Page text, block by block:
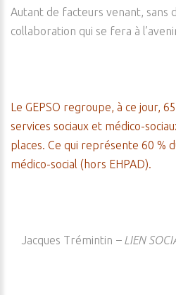
Autant de facteurs venant, sans
collaboration qui se fera à
Le GEPSO regroupe, à ce jour,
services sociaux et médico-
places. Ce qui représente 60 %
médico-social (hors EHPAD).
Jacques Trémintin – LIEN